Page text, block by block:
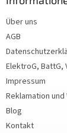
Über uns
AGB
ElektroG, BattG,
Impressum
Reklamation
Blog
Kontakt